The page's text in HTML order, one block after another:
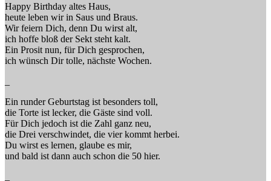
Happy Birthday altes Haus,
heute leben wir in Saus und Braus.
Wir feiern Dich, denn Du wirst alt,
ich hoffe bloß der Sekt steht kalt.
Ein Prosit nun, für Dich gesprochen,
ich wünsch Dir tolle, nächste Wochen.
Ein runder Geburtstag ist besonders toll,
die Torte ist lecker, die Gäste sind voll.
Für Dich jedoch ist die Zahl ganz neu,
die Drei verschwindet, die vier kommt herbei.
Du wirst es lernen, glaube es mir,
und bald ist dann auch schon die 50 hier.